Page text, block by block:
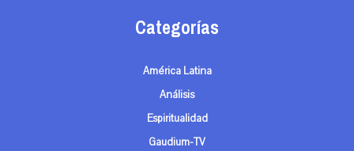
Categorías
América Latina
Análisis
Espiritualidad
Gaudium-TV